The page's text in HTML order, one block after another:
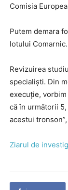
Comisia
Putem demara
lotului Comarnic.
Revizuirea
specialiști. Din
execuție,
că în următorii
acestui
Ziarul de